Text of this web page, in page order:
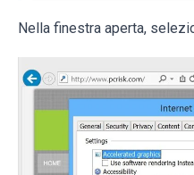
Nella finestra aperta,